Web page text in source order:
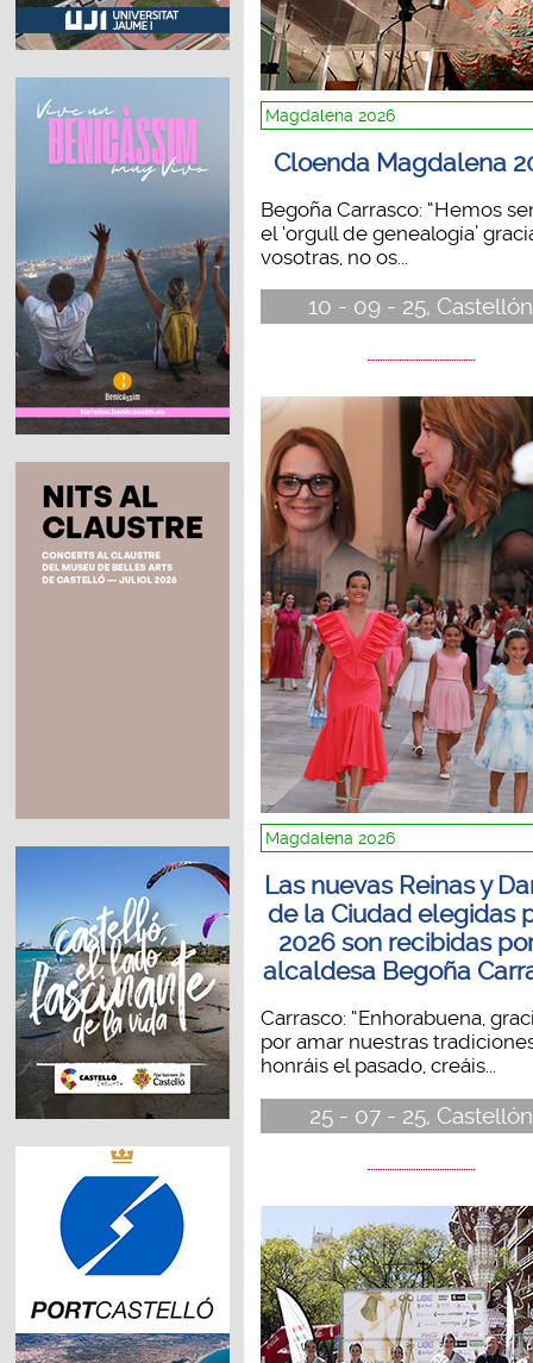
Magdalena 2026
Cloenda Magdalena
Begoña Carrasco: “Hemos
el ‘orgull de genealogía’
vosotras, no os...
10 - 09 - 25, Castellón
Magdalena 2026
Las nuevas Reinas y
de la Ciudad elegidas
2026 son recibidas
alcaldesa Begoña
Carrasco: “Enhorabuena,
por amar nuestras
honráis el pasado, creáis...
25 - 07 - 25, Castellón